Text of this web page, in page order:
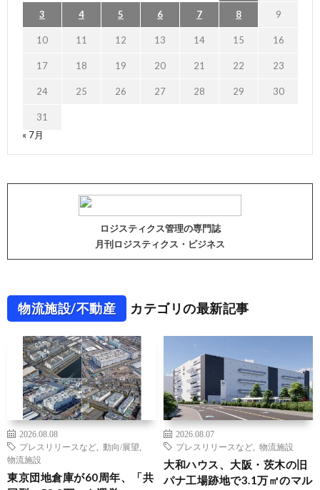
3 4 5 6 7 8 9
10 11 12 13 14 15 16
17 18 19 20 21 22 23
24 25 26 27 28 29 30
31
« 7月
ロジスティクス管理の専門誌
月刊ロジスティクス・ビジネス
物流施設/不動産 カテゴリの最新記事
2026.08.08
プレスリリースなど
動向/展望
物流施設
東京団地倉庫が60周年、「共
2026.08.07
プレスリリースなど
物流施設
大和ハウス、大阪・茨木の旧
パナ工場跡地で3.1万㎡のマル